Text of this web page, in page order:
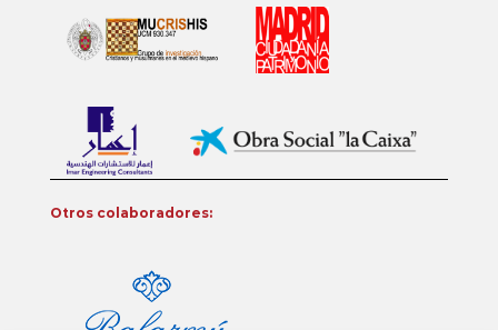
Otros colaboradores: